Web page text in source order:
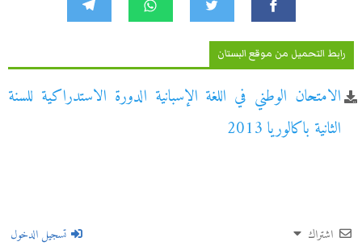
رابط التحميل من موقع البستان
الامتحان الوطني في اللغة الإسبانية الدورة الاستدراكية للسنة
الثانية باكالوريا 2013
اشتراك تسجيل الدخول